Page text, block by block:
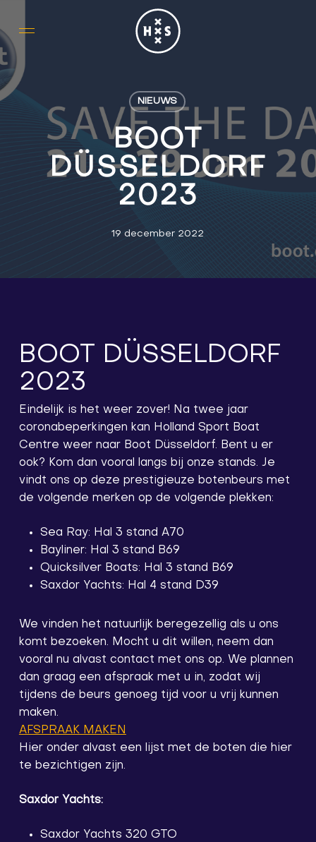
main
content
NIEUWS
BOOT
DÜSSELDORF
2023
19 december 2022
BOOT DÜSSELDORF
2023
Eindelijk is het weer zover! Na twee jaar
coronabeperkingen kan Holland Sport Boat
Centre weer naar Boot Düsseldorf. Bent u er
ook? Kom dan vooral langs bij onze stands. Je
vindt ons op deze prestigieuze botenbeurs met
de volgende merken op de volgende plekken:
Sea Ray: Hal 3 stand A70
Bayliner: Hal 3 stand B69
Quicksilver Boats: Hal 3 stand B69
Saxdor Yachts: Hal 4 stand D39
We vinden het natuurlijk beregezellig als u ons
komt bezoeken. Mocht u dit willen, neem dan
vooral nu alvast contact met ons op. We plannen
dan graag een afspraak met u in, zodat wij
tijdens de beurs genoeg tijd voor u vrij kunnen
maken.
AFSPRAAK MAKEN
Hier onder alvast een lijst met de boten die hier
te bezichtigen zijn.
Saxdor Yachts:
Saxdor Yachts 320 GTO